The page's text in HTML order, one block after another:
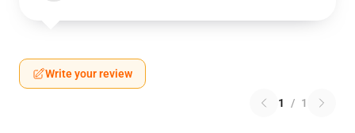
Write your review
1 / 1